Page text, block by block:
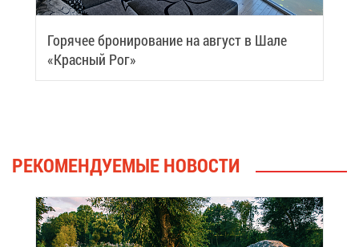
Го­ря­чее бро­ни­ро­ва­ние на ав­густ в Ша­ле
«Крас­ный Рог»
РЕ­КО­МЕН­ДУ­Е­МЫЕ НО­ВО­СТИ